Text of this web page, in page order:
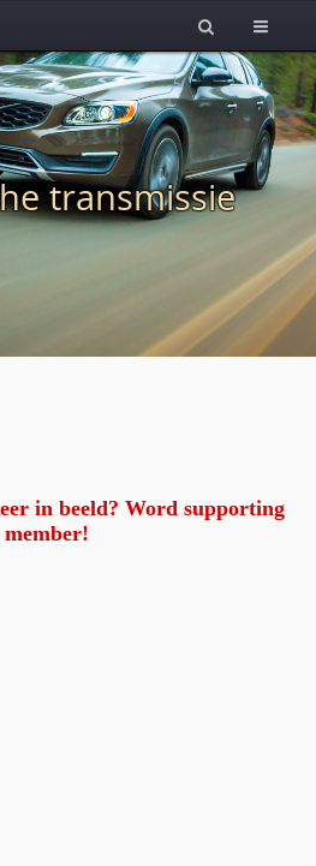
transmissie
in beeld? Word supporting
member!